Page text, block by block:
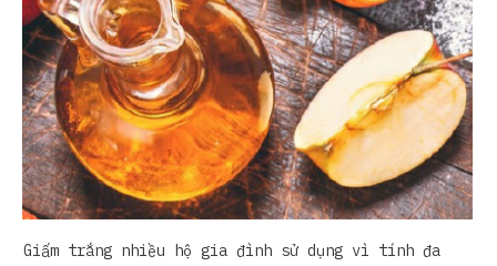
Giấm trắng nhiều hộ gia đình sử dụng vì tính đa